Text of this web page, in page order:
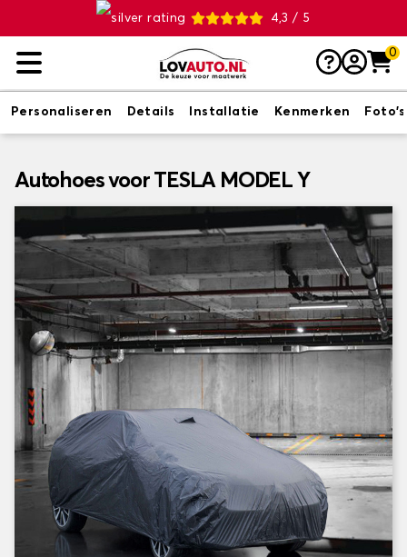
4,3 / 5
0
Personaliseren Details Installatie Kenmerken Foto's
Autohoes voor TESLA MODEL Y